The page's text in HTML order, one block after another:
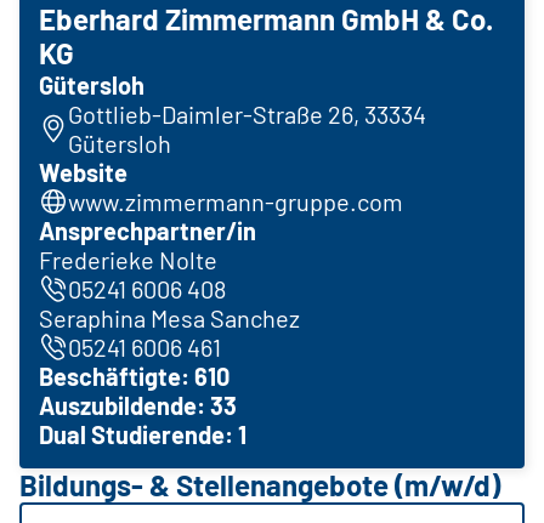
Eberhard Zimmermann GmbH & Co.
KG
Gütersloh
Gottlieb-Daimler-Straße 26, 33334
Gütersloh
Website
www.zimmermann-gruppe.com
Ansprechpartner/in
Frederieke Nolte
05241 6006 408
Seraphina Mesa Sanchez
05241 6006 461
Beschäftigte: 610
Auszubildende: 33
Dual Studierende: 1
Bildungs- & Stellenangebote (m/w/d)